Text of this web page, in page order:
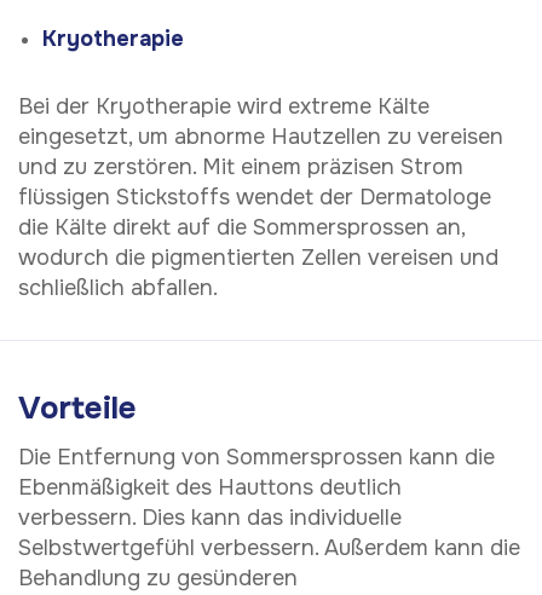
Kryotherapie
Bei der Kryotherapie wird extreme Kälte
eingesetzt, um abnorme Hautzellen zu vereisen
und zu zerstören. Mit einem präzisen Strom
flüssigen Stickstoffs wendet der Dermatologe
die Kälte direkt auf die Sommersprossen an,
wodurch die pigmentierten Zellen vereisen und
schließlich abfallen.
Vorteile
Die Entfernung von Sommersprossen kann die
Ebenmäßigkeit des Hauttons deutlich
verbessern. Dies kann das individuelle
Selbstwertgefühl verbessern. Außerdem kann die
Behandlung zu gesünderen